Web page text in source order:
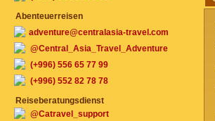
Abenteuerreisen
adventure@centralasia-travel.com
@Central_Asia_Travel_Adventure
(+996) 556 65 77 99
(+996) 552 82 78 78
Reiseberatungsdienst
@Catravel_support